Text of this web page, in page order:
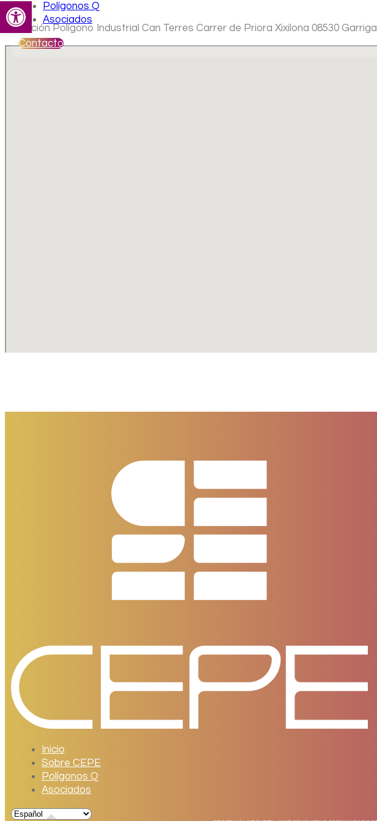
Abrir barra de herramientas
Polígonos Q
Asociados
Contacto
Ubicación Polígono Industrial Can Terres Carrer de Priora Xixilona 08530 Garriga
Inicio
Sobre CEPE
Polígonos Q
Asociados